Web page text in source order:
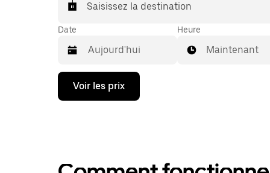
Saisissez la destination
Date
Appuyez
la
ouvrir
Heure
Maintenant
Voir les prix